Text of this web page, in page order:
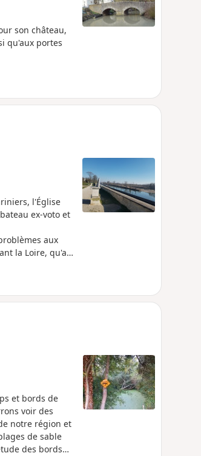
son château,
qu'aux portes
l'Église
ex-voto et
aux
la Loire, qu'au
ce canal
pour
d’un axe,
en
et bords de
voir des
notre région et
de sable
des bords